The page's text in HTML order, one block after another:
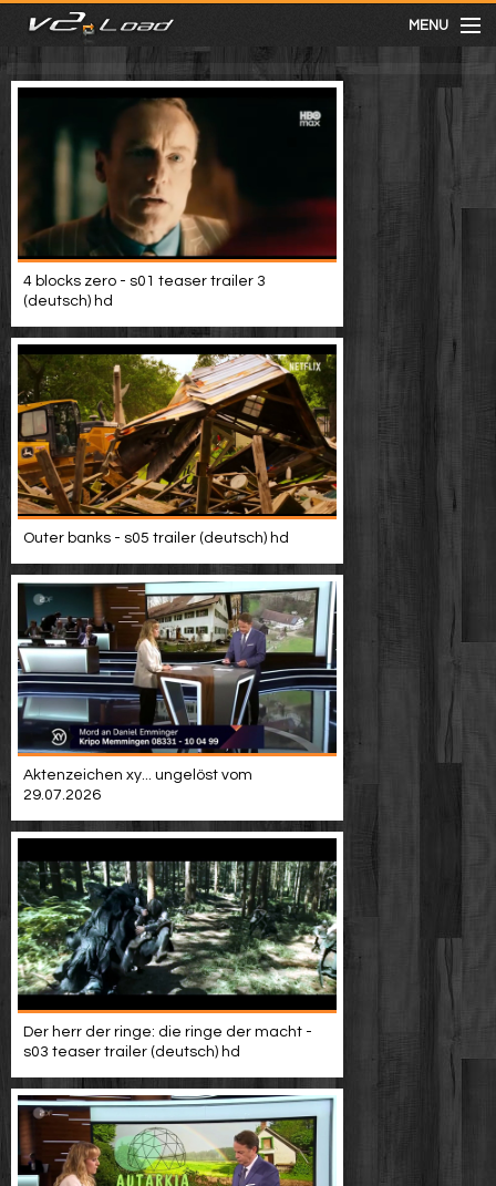
MENU
meist gesehen
neuste
kategorien
Menu
mit facebook anmelden
Informationen
Video suchen
4 blocks zero - s01 teaser trailer 3
(deutsch) hd
Outer banks - s05 trailer (deutsch) hd
Aktenzeichen xy... ungelöst vom
29.07.2026
Der herr der ringe: die ringe der macht -
s03 teaser trailer (deutsch) hd